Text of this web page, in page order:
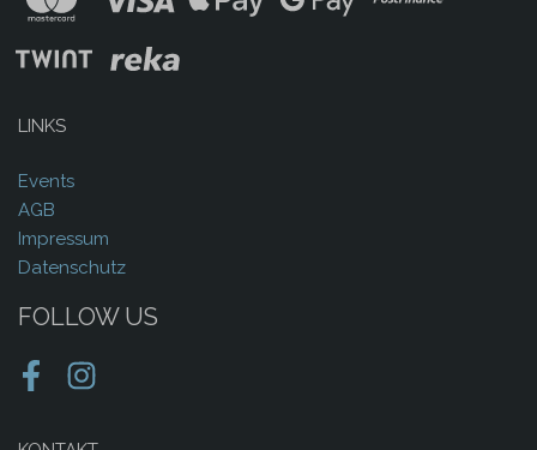
LINKS
Events
AGB
Impressum
Datenschutz
FOLLOW US
FacebookInstagram